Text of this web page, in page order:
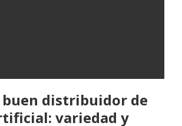
buen distribuidor de
variedad y